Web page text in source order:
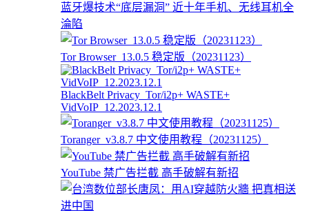
蓝牙爆技术“底层漏洞” 近十年手机、无线耳机全
淪陷
Tor Browser_13.0.5 稳定版（20231123）
BlackBelt Privacy_Tor/i2p+ WASTE+
VidVoIP_12.2023.12.1
Toranger_v3.8.7 中文使用教程（20231125）
YouTube 禁广告拦截 高手破解有新招